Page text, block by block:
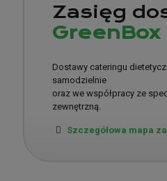
Zasięg
GreenBox
Dostawy cateringu
samodzielnie
oraz we współpracy ze
zewnętrzną.
Szczegółowa mapa